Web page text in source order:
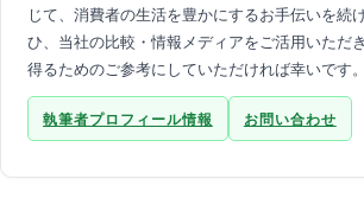
じて、消費者の生活を豊かにするお手伝いを続
ひ、当社の比較・情報メディアをご活用いただ
得るためのご参考にしていただければ幸いです。
執筆者プロフィール情報 お問い合わせ